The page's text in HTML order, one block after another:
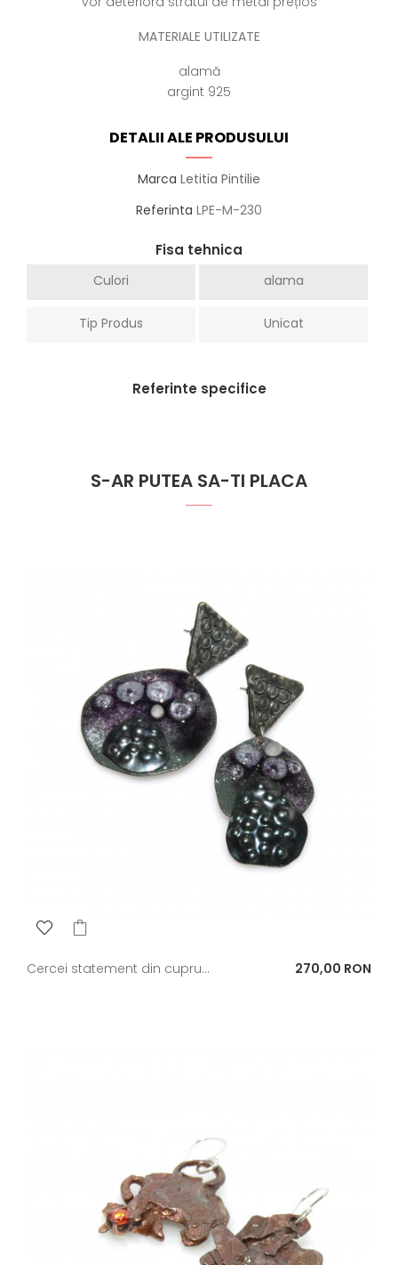
MATERIALE UTILIZATE
alamă
argint 925
DETALII ALE PRODUSULUI
Marca Letitia Pintilie
Referinta LPE-M-230
Fisa tehnica
Culori alama
Tip Produs Unicat
Referinte specifice
S-AR PUTEA SA-TI PLACA
Cercei statement din cupru... Pret
270,00 RON